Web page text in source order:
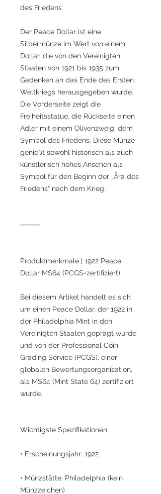
des Friedens
Der Peace Dollar ist eine
Silbermünze im Wert von einem
Dollar, die von den Vereinigten
Staaten von 1921 bis 1935 zum
Gedenken an das Ende des Ersten
Weltkriegs herausgegeben wurde.
Die Vorderseite zeigt die
Freiheitsstatue, die Rückseite einen
Adler mit einem Olivenzweig, dem
Symbol des Friedens. Diese Münze
genießt sowohl historisch als auch
künstlerisch hohes Ansehen als
Symbol für den Beginn der „Ära des
Friedens“ nach dem Krieg.
⸻
Produktmerkmale | 1922 Peace
Dollar MS64 (PCGS-zertifiziert)
Bei diesem Artikel handelt es sich
um einen Peace Dollar, der 1922 in
der Philadelphia Mint in den
Vereinigten Staaten geprägt wurde
und von der Professional Coin
Grading Service (PCGS), einer
globalen Bewertungsorganisation,
als MS64 (Mint State 64) zertifiziert
wurde.
Wichtigste Spezifikationen:
• Erscheinungsjahr: 1922
• Münzstätte: Philadelphia (kein
Münzzeichen)